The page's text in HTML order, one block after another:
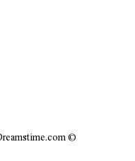
© Inna Reznik | Dreamstime.com